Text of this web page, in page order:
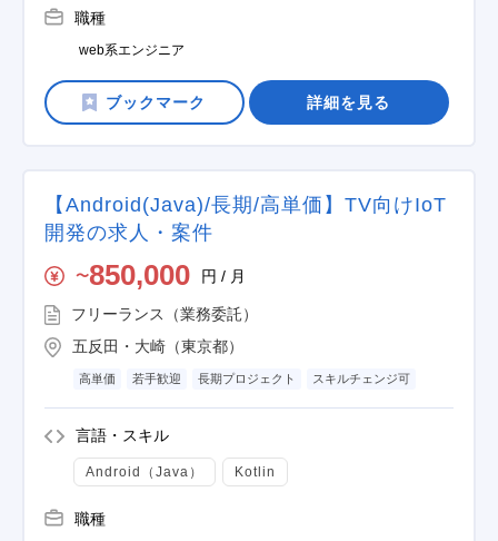
職種
web系エンジニア
詳細を見る
【Android(Java)/長期/高単価】TV向けIoT
開発の求人・案件
〜850,000 円 / 月
フリーランス（業務委託）
五反田・大崎（東京都）
高単価 若手歓迎 長期プロジェクト スキルチェンジ可
言語・スキル
Android（Java） Kotlin
職種